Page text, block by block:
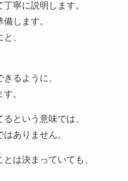
寧に説明します。
します。
、
るように、
。
という意味では、
ありません。
は決まっていても、